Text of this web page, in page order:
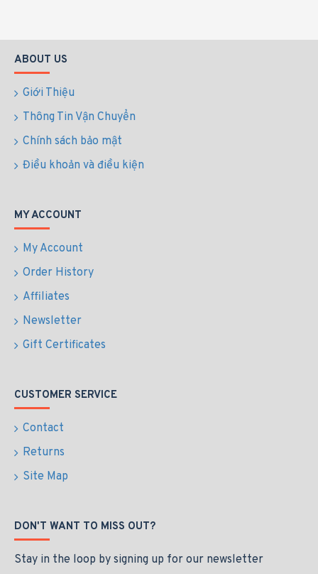
ABOUT US
Giới Thiệu
Thông Tin Vận Chuyển
Chính sách bảo mật
Điều khoản và điều kiện
MY ACCOUNT
My Account
Order History
Affiliates
Newsletter
Gift Certificates
CUSTOMER SERVICE
Contact
Returns
Site Map
DON'T WANT TO MISS OUT?
Stay in the loop by signing up for our newsletter